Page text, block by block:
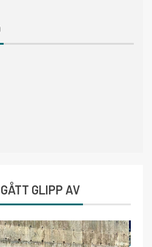
GLIPP AV